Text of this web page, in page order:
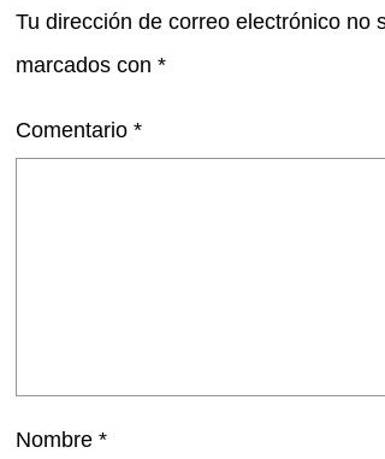
Tu dirección de correo electrónico no
marcados con *
Comentario *
Nombre *